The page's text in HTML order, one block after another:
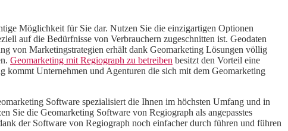
Möglichkeit für Sie dar. Nutzen Sie die einzigartigen Optionen
auf die Bedürfnisse von Verbrauchern zugeschnitten ist. Geodaten
von Marketingstrategien erhält dank Geomarketing Lösungen völlig
Geomarketing mit Regiograph zu betreiben besitzt den Vorteil eine
kommt Unternehmen und Agenturen die sich mit dem Geomarketing
Software spezialisiert die Ihnen im höchsten Umfang und in
Sie die Geomarketing Software von Regiograph als angepasstes
der Software von Regiograph noch einfacher durch führen und führen